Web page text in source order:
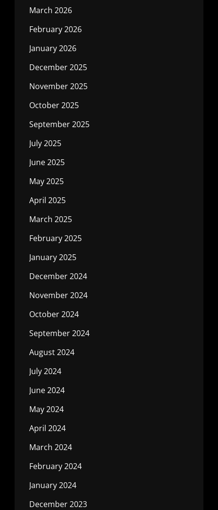
March 2026
February 2026
January 2026
December 2025
November 2025
October 2025
September 2025
July 2025
June 2025
May 2025
April 2025
March 2025
February 2025
January 2025
December 2024
November 2024
October 2024
September 2024
August 2024
July 2024
June 2024
May 2024
April 2024
March 2024
February 2024
January 2024
December 2023